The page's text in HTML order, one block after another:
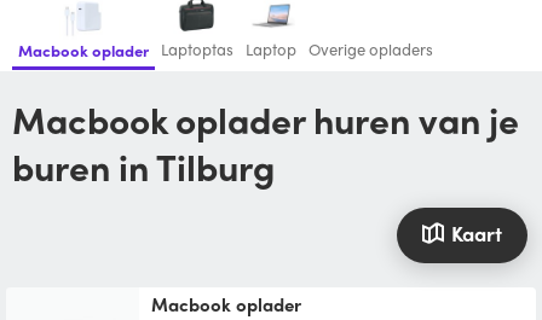
Macbook oplader Laptoptas Laptop Overige opladers
Macbook oplader huren van je
buren in Tilburg
Kaart
Macbook oplader